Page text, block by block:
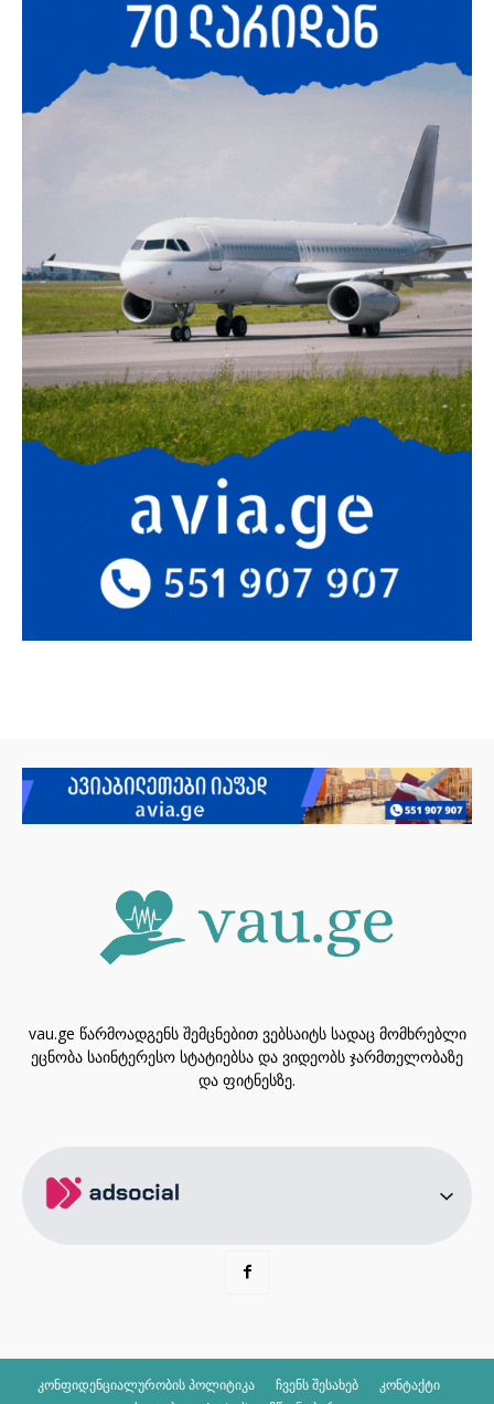
vau.ge წარმოადგენს შემცნებით ვებსაიტს სადაც მომხრებლი
ეცნობა საინტერესო სტატიებსა და ვიდეობს ჯარმთელობაზე
და ფიტნესზე.
კონფიდენციალურობის პოლიტიკა ჩვენს შესახებ
კონტაქტი